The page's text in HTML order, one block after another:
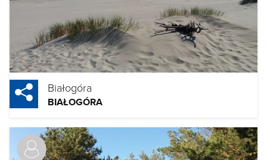
Białogóra
BIAŁOGÓRA